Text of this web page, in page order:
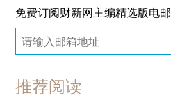
免费订阅财新网主编精选版电邮
推荐阅读